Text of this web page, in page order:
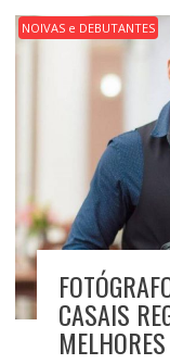
NOIVAS e DEBUTANTES
CASAIS